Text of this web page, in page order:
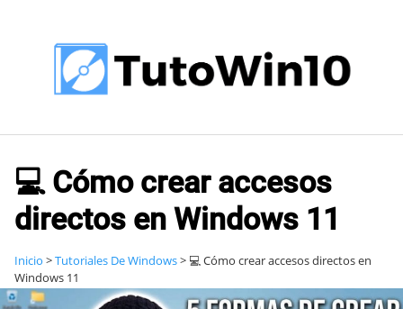
contenido
💻 Cómo crear accesos
directos en Windows 11
Inicio >Tutoriales De Windows> 💻 Cómo crear accesos directos en
Windows 11